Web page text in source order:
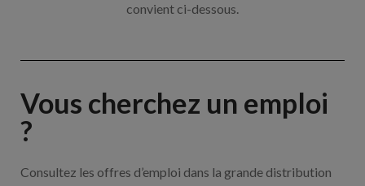
convient ci-dessous.
Vous cherchez un emploi
?
Consultez les offres d’emploi dans la grande distribution